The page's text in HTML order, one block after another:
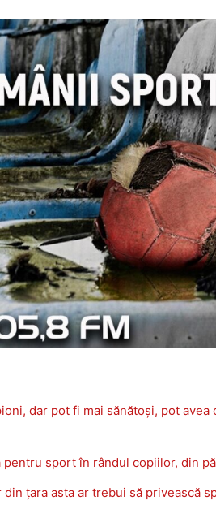
dar pot fi mai sănătoși, pot avea
sport în rândul copiilor, din
țara asta ar trebui să privească